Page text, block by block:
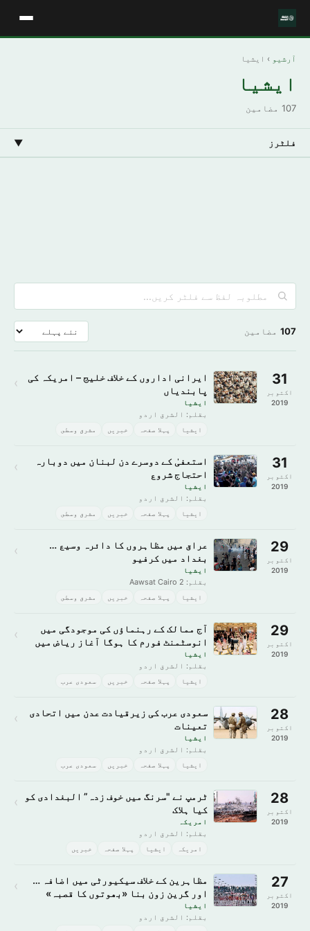
آرشیو › ايشيا
ايشيا
107 مضامین
فلٹرز ▼
107 مضامین
31
اکتوبر
2019
ایرانی اداروں کے خلاف خلیج – امریکہ کی
پابندیاں
ايشيا
بقلم: الشرق اردو
ايشيا پہلا صفحہ خبريں مشرق وسطى
›
31
اکتوبر
2019
استعفیٰ کے دوسرے دن لبنان میں دوبارہ
احتجاج شروع
ايشيا
بقلم: الشرق اردو
ايشيا پہلا صفحہ خبريں مشرق وسطى
›
29
اکتوبر
2019
عراق میں مظاہروں کا دائرہ وسیع …
بغداد میں کرفیو
ايشيا
بقلم: Aawsat Cairo 2
ايشيا پہلا صفحہ خبريں مشرق وسطى
›
29
اکتوبر
2019
آج ممالک کے رہنماؤں کی موجودگی میں
انوسٹمنٹ فورم کا ہوگا آغاز ریاض میں
اگلی دہائی سے متعلق عالمی معیشت کی
شکل پر کیا جائے گا تبادلہ خیال
ايشيا
بقلم: الشرق اردو
ايشيا پہلا صفحہ خبريں سعودى عرب
›
28
اکتوبر
2019
سعودی عرب کی زیرقیادت عدن میں اتحادی
تعینات
ايشيا
بقلم: الشرق اردو
ايشيا پہلا صفحہ خبريں سعودى عرب
›
28
اکتوبر
2019
ٹرمپ نے "سرنگ میں خوف زدہ” البغدادی کو
کیا ہلاک
امريكہ
بقلم: الشرق اردو
امريكہ ايشيا پہلا صفحہ خبريں
›
27
اکتوبر
2019
مظاہرین کے خلاف سیکیورٹی میں اضافہ …
اور گرین زون بنا «بھوتوں کا قصبہ»
ايشيا
بقلم: الشرق اردو
›